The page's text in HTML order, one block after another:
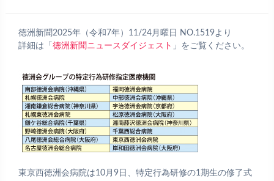
徳洲新聞2025年（令和7年）11/24月曜日 NO.1519より
詳細は「 徳洲新聞ニュースダイジェスト 」をご覧ください。
東京西徳洲会病院は10月9日、特定行為研修の1期生の修了式